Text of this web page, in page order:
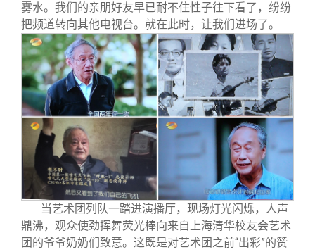
雾水。我们的亲朋好友早已耐不住性子往下看了，纷纷
把频道转向其他电视台。就在此时，让我们进场了。
当艺术团列队一踏进演播厅，现场灯光闪烁，人声
鼎沸，观众使劲挥舞荧光棒向来自上海清华校友会艺术
团的爷爷奶奶们致意。这既是对艺术团之前“出彩”的赞